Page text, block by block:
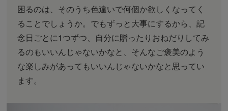
困るのは、そのうち色違いで何個か欲しくなってく
ることでしょうか。でもずっと大事にするから、記
念日ごとに1つずつ、自分に贈ったりおねだりしてみ
るのもいいんじゃないかなと、そんなご褒美のよう
な楽しみがあってもいいんじゃないかなと思ってい
ます。